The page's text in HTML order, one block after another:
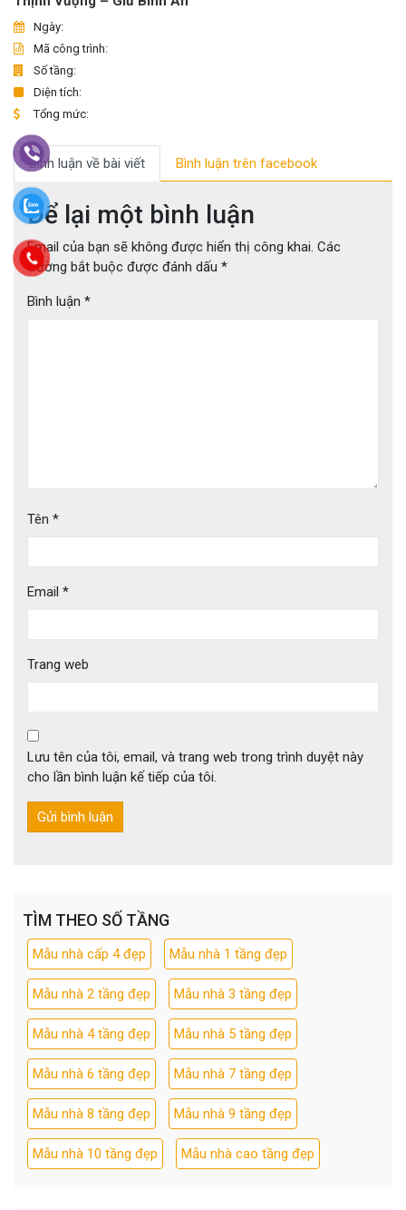
Ngày:
Mã công trình:
Số tầng:
Diện tích:
Tổng mức:
Bình luận về bài viết Bình luận trên facebook
Để lại một bình luận
Email của bạn sẽ không được hiển thị công khai. Các
trường bắt buộc được đánh dấu *
Bình luận *
Tên *
Email *
Trang web
Lưu tên của tôi, email, và trang web trong trình duyệt này
cho lần bình luận kế tiếp của tôi.
TÌM THEO SỐ TẦNG
Mẫu nhà cấp 4 đẹp Mẫu nhà 1 tầng đẹp
Mẫu nhà 2 tầng đẹp Mẫu nhà 3 tầng đẹp
Mẫu nhà 4 tầng đẹp Mẫu nhà 5 tầng đẹp
Mẫu nhà 6 tầng đẹp Mẫu nhà 7 tầng đẹp
Mẫu nhà 8 tầng đẹp Mẫu nhà 9 tầng đẹp
Mẫu nhà 10 tầng đẹp Mẫu nhà cao tầng đẹp